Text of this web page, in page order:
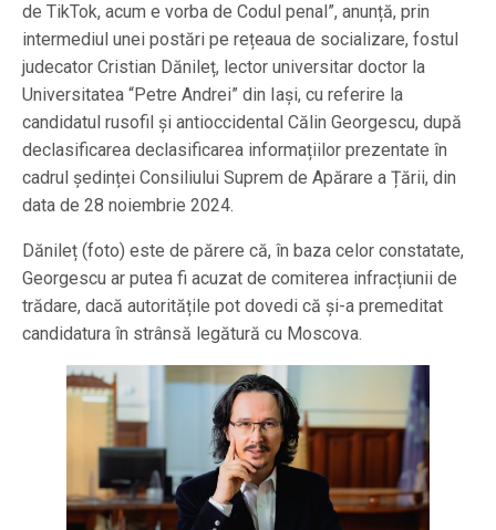
de TikTok, acum e vorba de Codul penal”, anunță, prin
intermediul unei postări pe rețeaua de socializare, fostul
judecator Cristian Dănileț, lector universitar doctor la
Universitatea “Petre Andrei” din Iași, cu referire la
candidatul rusofil și antioccidental Călin Georgescu, după
declasificarea declasificarea informațiilor prezentate în
cadrul ședinței Consiliului Suprem de Apărare a Țării, din
data de 28 noiembrie 2024.
Dănileț (foto) este de părere că, în baza celor constatate,
Georgescu ar putea fi acuzat de comiterea infracțiunii de
trădare, dacă autoritățile pot dovedi că și-a premeditat
candidatura în strânsă legătură cu Moscova.